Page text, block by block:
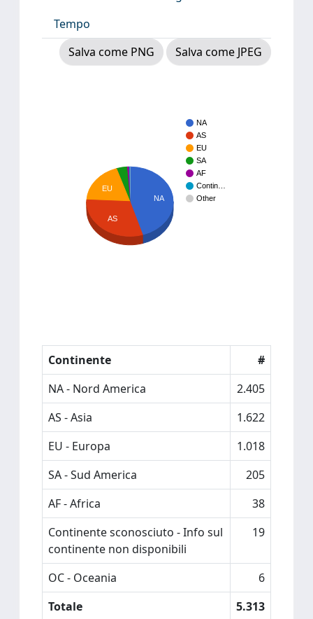
Tempo
Salva come PNG
Salva come JPEG
NA
AS
EU
SA
AF
Contin…
Other
NA
EU
AS
Continente
#
NA - Nord America
2.405
AS - Asia
1.622
EU - Europa
1.018
SA - Sud America
205
AF - Africa
38
Continente sconosciuto - Info sul
continente non disponibili
19
OC - Oceania
6
Totale
5.313